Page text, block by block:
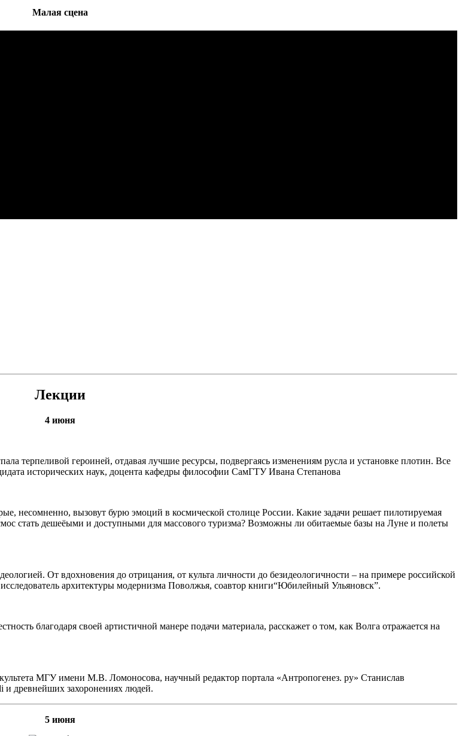
Малая сцена
Лекции
4 июня
терпеливой героиней, отдавая лучшие ресурсы, подвергаясь изменениям русла и установке плотин. Все
исторических наук, доцента кафедры философии СамГТУ Ивана Степанова
несомненно, вызовут бурю эмоций в космической столице России. Какие задачи решает пилотируемая
стать дешеёыми и доступными для массового туризма? Возможны ли обитаемые базы на Луне и полеты
От вдохновения до отрицания, от культа личности до безидеологичности – на примере российской
архитектуры модернизма Поволжья, соавтор книги“Юбилейный Ульяновск”.
благодаря своей артистичной манере подачи материала, расскажет о том, как Волга отражается на
МГУ имени М.В. Ломоносова, научный редактор портала «Антропогенез. ру» Станислав
и древнейших захоронениях людей.
5 июня